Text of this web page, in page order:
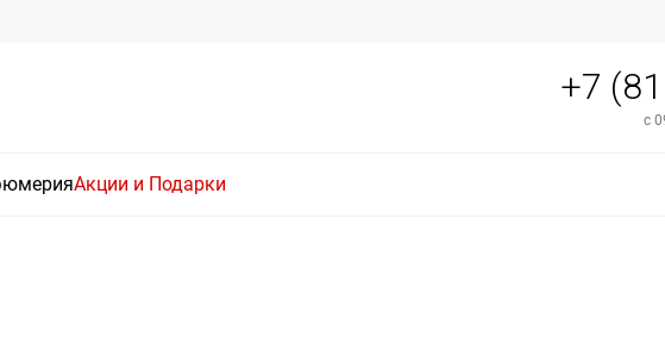
+7
с
Акции и Подарки